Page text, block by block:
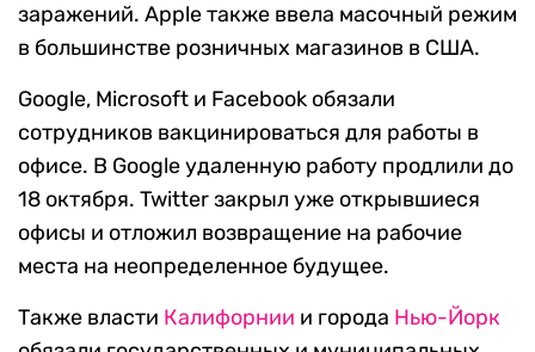
заражений. Apple также ввела масочный режим
в большинстве розничных магазинов в США.
Google, Microsoft и Facebook обязали
сотрудников вакцинироваться для работы в
офисе. В Google удаленную работу продлили до
18 октября. Twitter закрыл уже открывшиеся
офисы и отложил возвращение на рабочие
места на неопределенное будущее.
Также власти Калифорнии и города Нью-Йорк